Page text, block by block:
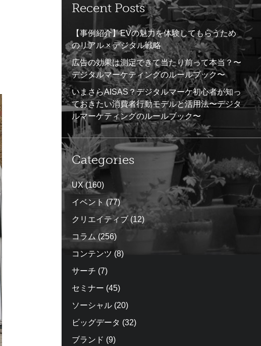
Recent Posts
【事例紹介】EVの魅力を体験してもらうため
のリアル × デジタル戦略
広告の効果は測定できて当たり前って本当？〜
デジタルマーケティングのルールブック〜
いまさらAISAS？デジタルマーケ初心者が知っ
ておきたい消費者行動モデルと活用法〜デジタ
ルマーケティングのルールブック〜
Categories
UX(160)
イベント(77)
クリエイティブ(12)
コラム (256)
コンテンツ (8)
サーチ (7)
セミナー (45)
ソーシャル (20)
ビッグデータ (32)
ブランド (9)